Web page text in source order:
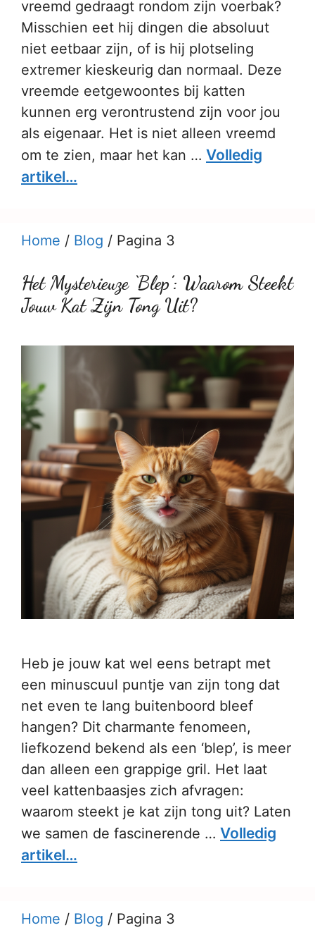
vreemd gedraagt rondom zijn voerbak?
Misschien eet hij dingen die absoluut
niet eetbaar zijn, of is hij plotseling
extremer kieskeurig dan normaal. Deze
vreemde eetgewoontes bij katten
kunnen erg verontrustend zijn voor jou
als eigenaar. Het is niet alleen vreemd
om te zien, maar het kan … Volledig
artikel…
Home / Blog / Pagina 3
Het Mysterieuze ‘Blep’: Waarom Steekt
Jouw Kat Zijn Tong Uit?
Heb je jouw kat wel eens betrapt met
een minuscuul puntje van zijn tong dat
net even te lang buitenboord bleef
hangen? Dit charmante fenomeen,
liefkozend bekend als een ‘blep’, is meer
dan alleen een grappige gril. Het laat
veel kattenbaasjes zich afvragen:
waarom steekt je kat zijn tong uit? Laten
we samen de fascinerende … Volledig
artikel…
Home / Blog / Pagina 3